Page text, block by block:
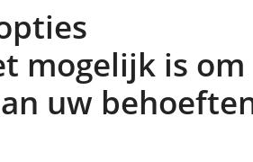
mogelijk is om
uw